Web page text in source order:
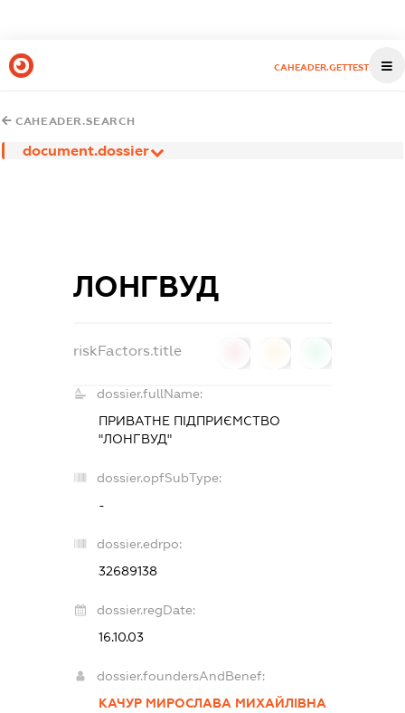
CAHEADER.GETTEST
CAHEADER.SEARCH
document.dossier
ЛОНГВУД
riskFactors.title
dossier.fullName:
ПРИВАТНЕ ПІДПРИЄМСТВО
"ЛОНГВУД"
dossier.opfSubType:
-
dossier.edrpo:
32689138
dossier.regDate:
16.10.03
dossier.foundersAndBenef:
КАЧУР МИРОСЛАВА МИХАЙЛІВНА